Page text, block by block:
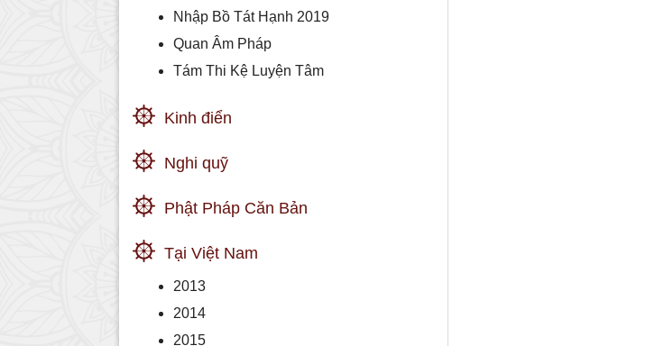
Nhập Bồ Tát Hạnh 2019
Quan Âm Pháp
Tám Thi Kệ Luyện Tâm
Kinh điển
Nghi quỹ
Phật Pháp Căn Bản
Tại Việt Nam
2013
2014
2015